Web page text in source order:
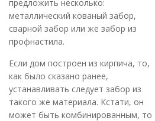
предложить несколько:
металлический кованый забор,
сварной забор или же забор из
профнастила.
Если дом построен из кирпича, то,
как было сказано ранее,
устанавливать следует забор из
такого же материала. Кстати, он
может быть комбинированным, то